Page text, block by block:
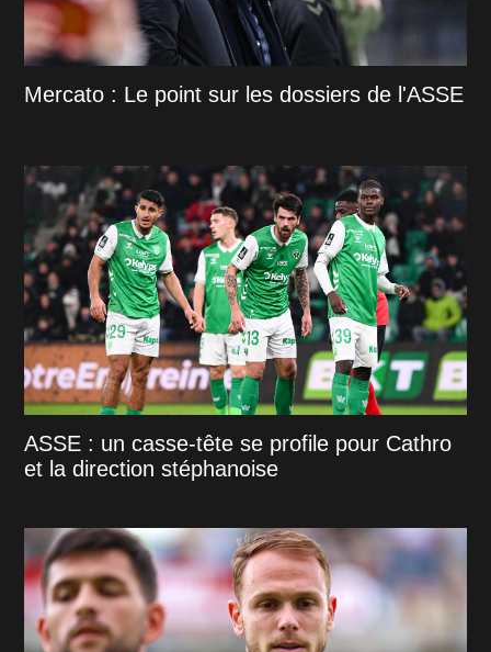
Mercato : Le point sur les dossiers de l'ASSE
ASSE : un casse-tête se profile pour Cathro
et la direction stéphanoise